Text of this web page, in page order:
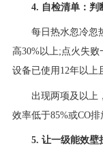
4. 自检清单：判
每日热水忽冷忽热
高30%以上;点火失
设备已使用12年以上
出现两项及以上，
效率低于85%或CO排
5. 让一级能效壁